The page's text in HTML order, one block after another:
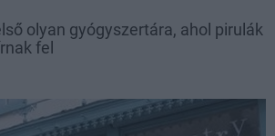
olyan gyógyszertára, ahol pirulák
fel